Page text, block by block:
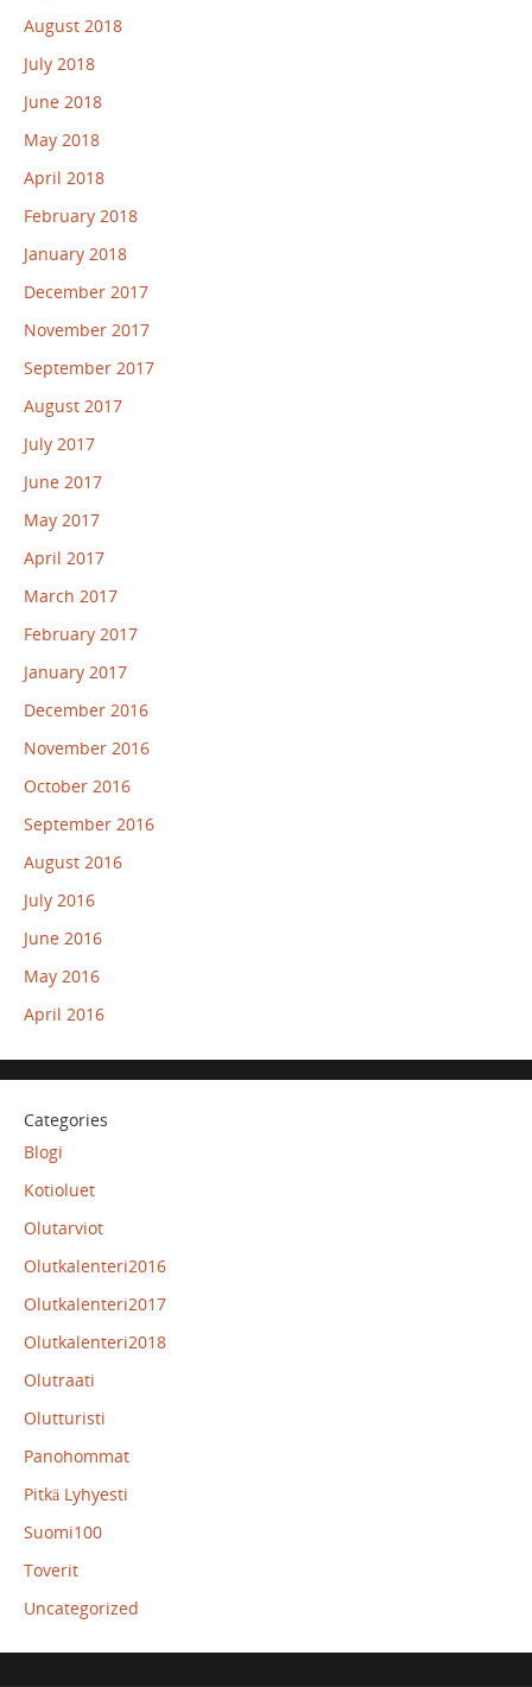
August 2018
July 2018
June 2018
May 2018
April 2018
February 2018
January 2018
December 2017
November 2017
September 2017
August 2017
July 2017
June 2017
May 2017
April 2017
March 2017
February 2017
January 2017
December 2016
November 2016
October 2016
September 2016
August 2016
July 2016
June 2016
May 2016
April 2016
Categories
Blogi
Kotioluet
Olutarviot
Olutkalenteri2016
Olutkalenteri2017
Olutkalenteri2018
Olutraati
Olutturisti
Panohommat
Pitkä Lyhyesti
Suomi100
Toverit
Uncategorized